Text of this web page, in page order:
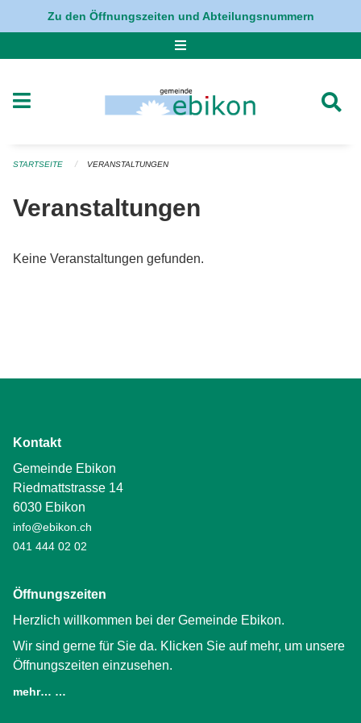
Navigation überspringen
Zu den Öffnungszeiten und Abteilungsnummern
STARTSEITE VERANSTALTUNGEN
Veranstaltungen
Keine Veranstaltungen gefunden.
Kontakt
Gemeinde Ebikon
Riedmattstrasse 14
6030 Ebikon
info@ebikon.ch
041 444 02 02
Öffnungszeiten
Herzlich willkommen bei der Gemeinde Ebikon.
Wir sind gerne für Sie da. Klicken Sie auf mehr, um unsere
Öffnungszeiten einzusehen.
mehr… …